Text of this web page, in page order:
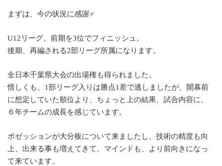
まずは、今の状況に感謝♂
U12リーグ、前期を3位でフィニッシュ。
後期、再編される2部リーグ所属になります。
全日本千葉県大会の出場権も得られました。
惜しくも、1部リーグ入りは勝点1差で逃しましたが、開幕前
に想定していた順位より、ちょっと上の結果、試合内容に、
６年チームの成長を感じています。
ポゼッションが大分板について来ましたし、技術の精度も向
上、出来る事も増えてきて、マインドも、より前向きになっ
て来ています。